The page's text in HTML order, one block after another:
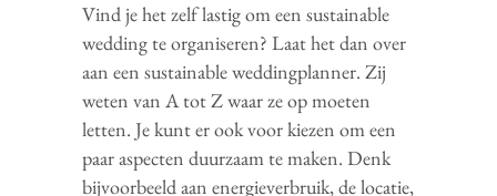
Vind je het zelf lastig om een sustainable
wedding te organiseren? Laat het dan over
aan een sustainable weddingplanner. Zij
weten van A tot Z waar ze op moeten
letten. Je kunt er ook voor kiezen om een
paar aspecten duurzaam te maken. Denk
bijvoorbeeld aan energieverbruik, de locatie,